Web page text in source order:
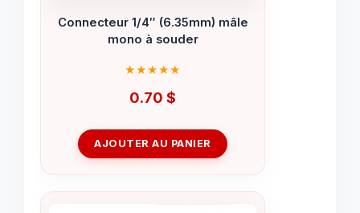
Connecteur 1/4″ (6.35mm) mâle
mono à souder
0.70 $
AJOUTER AU PANIER